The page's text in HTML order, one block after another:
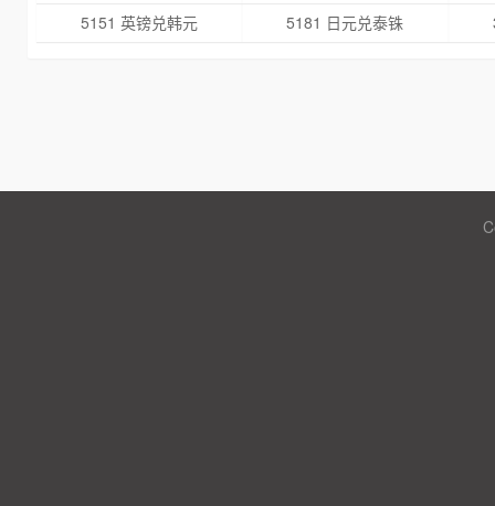
5151 英镑兑韩元
5181 日元兑泰铢